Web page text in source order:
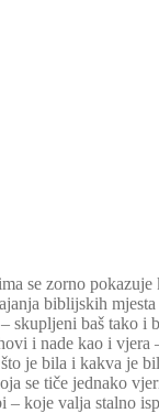
se zorno
biblijskih
skupljeni baš tako
i nade kao i
je bila i kakva je
se tiče jednako
– koje valja stalno